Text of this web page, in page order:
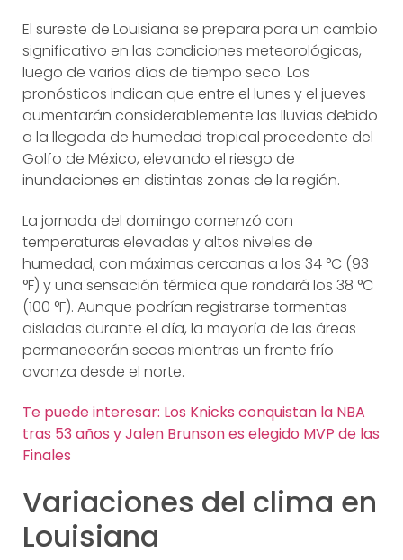
El sureste de Louisiana se prepara para un cambio
significativo en las condiciones meteorológicas,
luego de varios días de tiempo seco. Los
pronósticos indican que entre el lunes y el jueves
aumentarán considerablemente las lluvias debido
a la llegada de humedad tropical procedente del
Golfo de México, elevando el riesgo de
inundaciones en distintas zonas de la región.
La jornada del domingo comenzó con
temperaturas elevadas y altos niveles de
humedad, con máximas cercanas a los 34 °C (93
°F) y una sensación térmica que rondará los 38 °C
(100 °F). Aunque podrían registrarse tormentas
aisladas durante el día, la mayoría de las áreas
permanecerán secas mientras un frente frío
avanza desde el norte.
Te puede interesar: Los Knicks conquistan la NBA
tras 53 años y Jalen Brunson es elegido MVP de las
Finales
Variaciones del clima en
Louisiana